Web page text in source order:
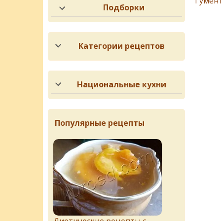
Подборки
Категории рецептов
Национальные кухни
Популярные рецепты